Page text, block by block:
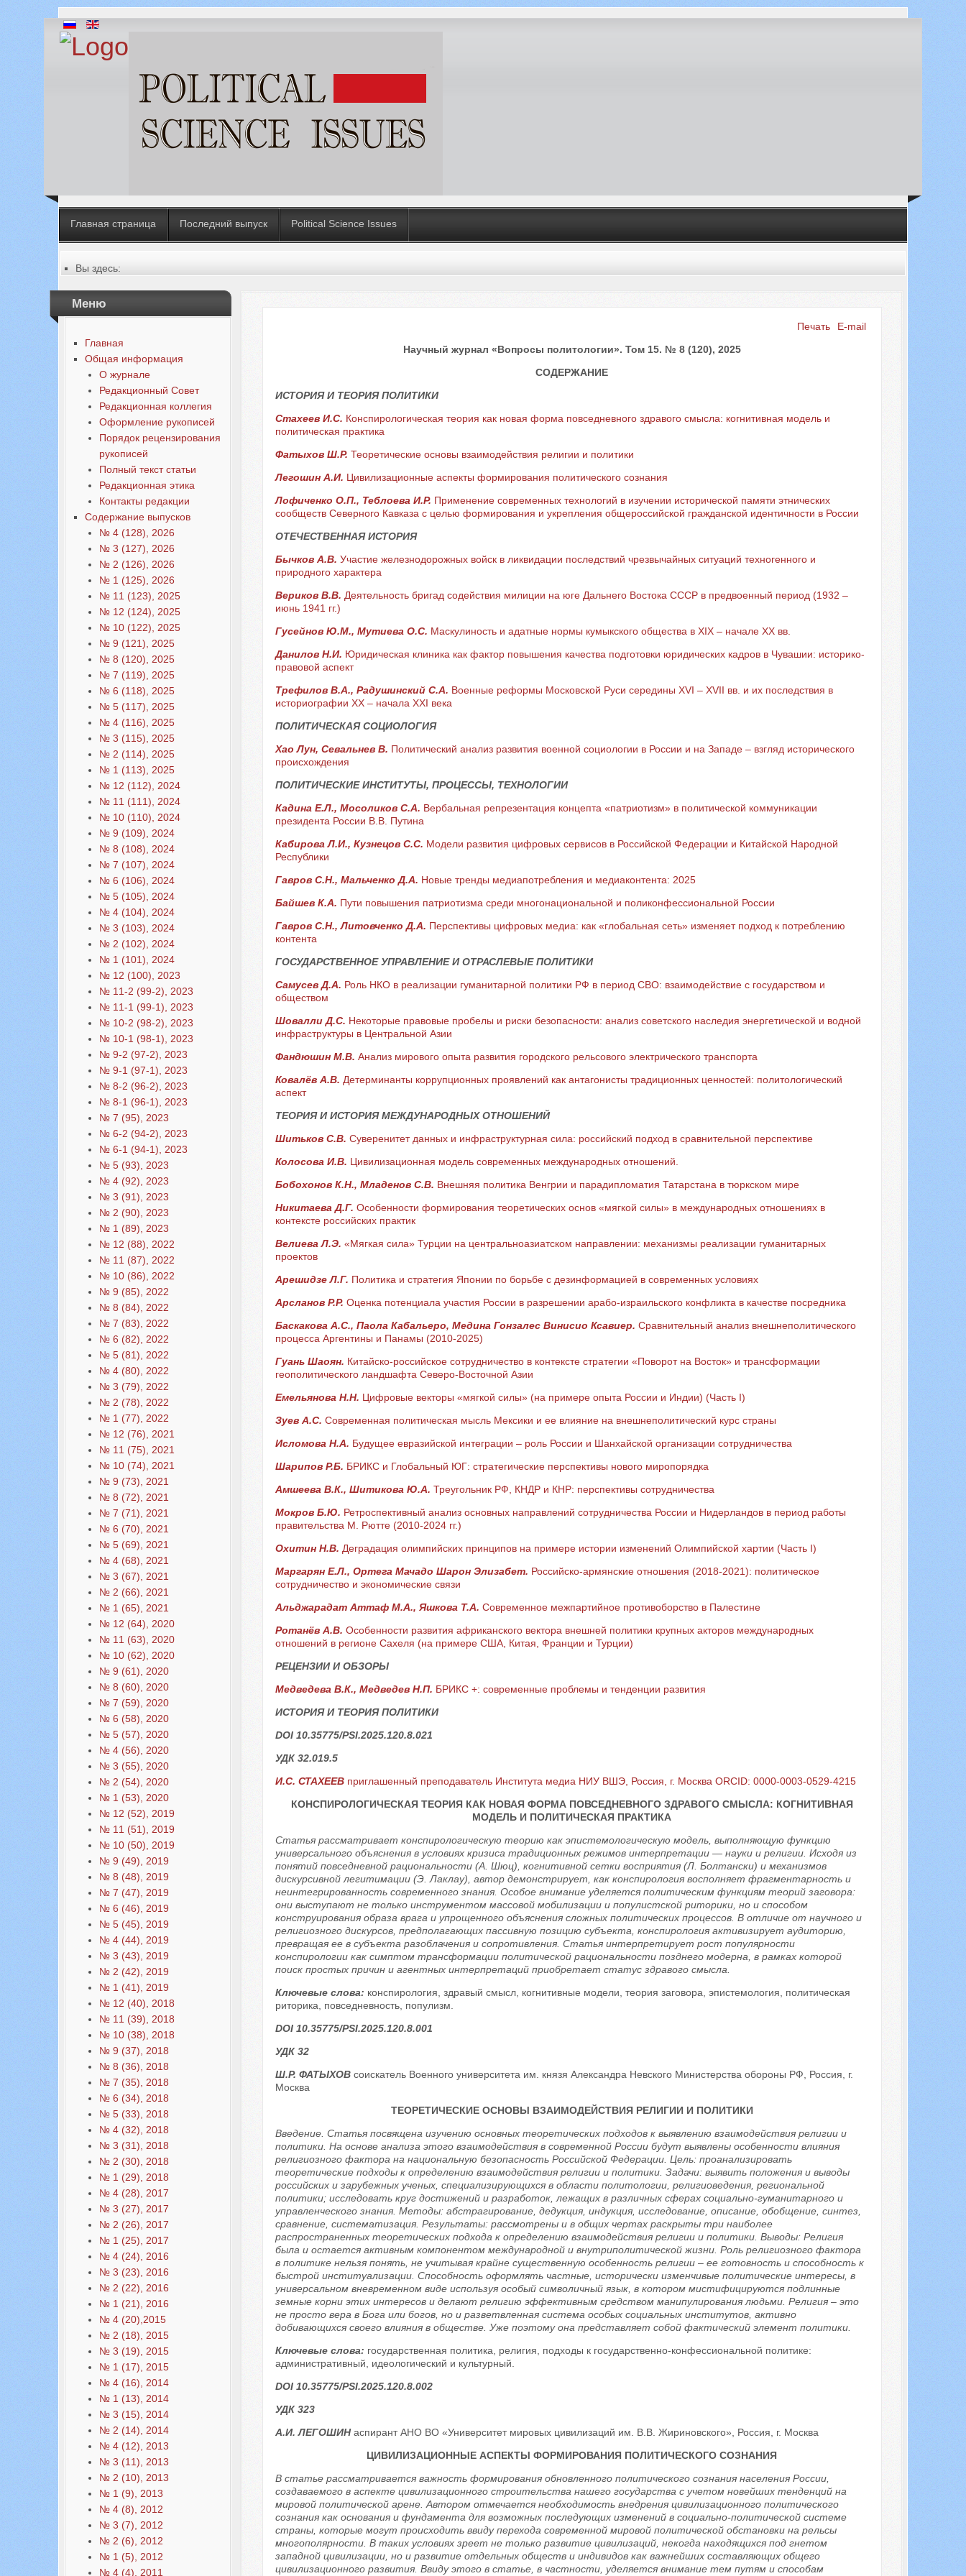
Главная страница Последний выпуск Political Science Issues
Вы здесь:
Последний выпуск
Меню
Главная
Общая информация
О журнале
Редакционный Совет
Редакционная коллегия
Оформление рукописей
Порядок рецензирования
рукописей
Полный текст статьи
Редакционная этика
Контакты редакции
Содержание выпусков
№ 4 (128), 2026
№ 3 (127), 2026
№ 2 (126), 2026
№ 1 (125), 2026
№ 11 (123), 2025
№ 12 (124), 2025
№ 10 (122), 2025
№ 9 (121), 2025
№ 8 (120), 2025
№ 7 (119), 2025
№ 6 (118), 2025
№ 5 (117), 2025
№ 4 (116), 2025
№ 3 (115), 2025
№ 2 (114), 2025
№ 1 (113), 2025
№ 12 (112), 2024
№ 11 (111), 2024
№ 10 (110), 2024
№ 9 (109), 2024
№ 8 (108), 2024
№ 7 (107), 2024
№ 6 (106), 2024
№ 5 (105), 2024
№ 4 (104), 2024
№ 3 (103), 2024
№ 2 (102), 2024
№ 1 (101), 2024
№ 12 (100), 2023
№ 11-2 (99-2), 2023
№ 11-1 (99-1), 2023
№ 10-2 (98-2), 2023
№ 10-1 (98-1), 2023
№ 9-2 (97-2), 2023
№ 9-1 (97-1), 2023
№ 8-2 (96-2), 2023
№ 8-1 (96-1), 2023
№ 7 (95), 2023
№ 6-2 (94-2), 2023
№ 6-1 (94-1), 2023
№ 5 (93), 2023
№ 4 (92), 2023
№ 3 (91), 2023
№ 2 (90), 2023
№ 1 (89), 2023
№ 12 (88), 2022
№ 11 (87), 2022
№ 10 (86), 2022
№ 9 (85), 2022
№ 8 (84), 2022
№ 7 (83), 2022
№ 6 (82), 2022
№ 5 (81), 2022
№ 4 (80), 2022
№ 3 (79), 2022
№ 2 (78), 2022
№ 1 (77), 2022
№ 12 (76), 2021
№ 11 (75), 2021
№ 10 (74), 2021
№ 9 (73), 2021
№ 8 (72), 2021
№ 7 (71), 2021
№ 6 (70), 2021
№ 5 (69), 2021
№ 4 (68), 2021
№ 3 (67), 2021
№ 2 (66), 2021
№ 1 (65), 2021
№ 12 (64), 2020
№ 11 (63), 2020
№ 10 (62), 2020
№ 9 (61), 2020
№ 8 (60), 2020
№ 7 (59), 2020
№ 6 (58), 2020
№ 5 (57), 2020
№ 4 (56), 2020
№ 3 (55), 2020
№ 2 (54), 2020
№ 1 (53), 2020
№ 12 (52), 2019
№ 11 (51), 2019
№ 10 (50), 2019
№ 9 (49), 2019
№ 8 (48), 2019
№ 7 (47), 2019
№ 6 (46), 2019
№ 5 (45), 2019
№ 4 (44), 2019
№ 3 (43), 2019
№ 2 (42), 2019
№ 1 (41), 2019
№ 12 (40), 2018
№ 11 (39), 2018
№ 10 (38), 2018
№ 9 (37), 2018
№ 8 (36), 2018
№ 7 (35), 2018
№ 6 (34), 2018
№ 5 (33), 2018
№ 4 (32), 2018
№ 3 (31), 2018
№ 2 (30), 2018
№ 1 (29), 2018
№ 4 (28), 2017
№ 3 (27), 2017
№ 2 (26), 2017
№ 1 (25), 2017
№ 4 (24), 2016
№ 3 (23), 2016
№ 2 (22), 2016
№ 1 (21), 2016
№ 4 (20),2015
№ 2 (18), 2015
№ 3 (19), 2015
№ 1 (17), 2015
№ 4 (16), 2014
№ 1 (13), 2014
№ 3 (15), 2014
№ 2 (14), 2014
№ 4 (12), 2013
№ 3 (11), 2013
№ 2 (10), 2013
№ 1 (9), 2013
№ 4 (8), 2012
№ 3 (7), 2012
№ 2 (6), 2012
№ 1 (5), 2012
№ 4 (4), 2011
Печать
E-mail
Научный журнал «Вопросы политологии». Том 15. № 8 (120), 2025
СОДЕРЖАНИЕ
ИСТОРИЯ И ТЕОРИЯ ПОЛИТИКИ
Стахеев И.С. Конспирологическая теория как новая форма повседневного здравого смысла: когнитивная модель и
политическая практика
Фатыхов Ш.Р. Теоретические основы взаимодействия религии и политики
Легошин А.И. Цивилизационные аспекты формирования политического сознания
Лофиченко О.П., Теблоева И.Р. Применение современных технологий в изучении исторической памяти этнических
сообществ Северного Кавказа с целью формирования и укрепления общероссийской гражданской идентичности в России
ОТЕЧЕСТВЕННАЯ ИСТОРИЯ
Бычков А.В. Участие железнодорожных войск в ликвидации последствий чрезвычайных ситуаций техногенного и
природного характера
Вериков В.В. Деятельность бригад содействия милиции на юге Дальнего Востока СССР в предвоенный период (1932 –
июнь 1941 гг.)
Гусейнов Ю.М., Мутиева О.С. Маскулиность и адатные нормы кумыкского общества в XIX – начале XX вв.
Данилов Н.И. Юридическая клиника как фактор повышения качества подготовки юридических кадров в Чувашии: историко-
правовой аспект
Трефилов В.А., Радушинский С.А. Военные реформы Московской Руси середины XVI – XVII вв. и их последствия в
историографии ХХ – начала ХХI века
ПОЛИТИЧЕСКАЯ СОЦИОЛОГИЯ
Хао Лун, Севальнев В. Политический анализ развития военной социологии в России и на Западе – взгляд исторического
происхождения
ПОЛИТИЧЕСКИЕ ИНСТИТУТЫ, ПРОЦЕССЫ, ТЕХНОЛОГИИ
Кадина Е.Л., Мосоликов С.А. Вербальная репрезентация концепта «патриотизм» в политической коммуникации
президента России В.В. Путина
Кабирова Л.И., Кузнецов С.С. Модели развития цифровых сервисов в Российской Федерации и Китайской Народной
Республики
Гавров С.Н., Мальченко Д.А. Новые тренды медиапотребления и медиаконтента: 2025
Байшев К.А. Пути повышения патриотизма среди многонациональной и поликонфессиональной России
Гавров С.Н., Литовченко Д.А. Перспективы цифровых медиа: как «глобальная сеть» изменяет подход к потреблению
контента
ГОСУДАРСТВЕННОЕ УПРАВЛЕНИЕ И ОТРАСЛЕВЫЕ ПОЛИТИКИ
Самусев Д.А. Роль НКО в реализации гуманитарной политики РФ в период СВО: взаимодействие с государством и
обществом
Шовалли Д.С. Некоторые правовые пробелы и риски безопасности: анализ советского наследия энергетической и водной
инфраструктуры в Центральной Азии
Фандюшин М.В. Анализ мирового опыта развития городского рельсового электрического транспорта
Ковалёв А.В. Детерминанты коррупционных проявлений как антагонисты традиционных ценностей: политологический
аспект
ТЕОРИЯ И ИСТОРИЯ МЕЖДУНАРОДНЫХ ОТНОШЕНИЙ
Шитьков С.В. Суверенитет данных и инфраструктурная сила: российский подход в сравнительной перспективе
Колосова И.В. Цивилизационная модель современных международных отношений.
Бобохонов К.Н., Младенов С.В. Внешняя политика Венгрии и парадипломатия Татарстана в тюркском мире
Никитаева Д.Г. Особенности формирования теоретических основ «мягкой силы» в международных отношениях в
контексте российских практик
Велиева Л.Э. «Мягкая сила» Турции на центральноазиатском направлении: механизмы реализации гуманитарных
проектов
Арешидзе Л.Г. Политика и стратегия Японии по борьбе с дезинформацией в современных условиях
Арсланов Р.Р. Оценка потенциала участия России в разрешении арабо-израильского конфликта в качестве посредника
Баскакова А.С., Паола Кабальеро, Медина Гонзалес Винисио Ксавиер. Сравнительный анализ внешнеполитического
процесса Аргентины и Панамы (2010-2025)
Гуань Шаоян. Китайско-российское сотрудничество в контексте стратегии «Поворот на Восток» и трансформации
геополитического ландшафта Северо-Восточной Азии
Емельянова Н.Н. Цифровые векторы «мягкой силы» (на примере опыта России и Индии) (Часть I)
Зуев А.С. Современная политическая мысль Мексики и ее влияние на внешнеполитический курс страны
Исломова Н.А. Будущее евразийской интеграции – роль России и Шанхайской организации сотрудничества
Шарипов Р.Б. БРИКС и Глобальный ЮГ: стратегические перспективы нового миропорядка
Амшеева В.К., Шитикова Ю.А. Треугольник РФ, КНДР и КНР: перспективы сотрудничества
Мокров Б.Ю. Ретроспективный анализ основных направлений сотрудничества России и Нидерландов в период работы
правительства М. Рютте (2010-2024 гг.)
Охитин Н.В. Деградация олимпийских принципов на примере истории изменений Олимпийской хартии (Часть I)
Маргарян Е.Л., Ортега Мачадо Шарон Элизабет. Российско-армянские отношения (2018-2021): политическое
сотрудничество и экономические связи
Альджарадат Аттаф М.А., Яшкова Т.А. Современное межпартийное противоборство в Палестине
Ротанёв А.В. Особенности развития африканского вектора внешней политики крупных акторов международных
отношений в регионе Сахеля (на примере США, Китая, Франции и Турции)
РЕЦЕНЗИИ И ОБЗОРЫ
Медведева В.К., Медведев Н.П. БРИКС +: современные проблемы и тенденции развития
ИСТОРИЯ И ТЕОРИЯ ПОЛИТИКИ
DOI 10.35775/PSI.2025.120.8.021
УДК 32.019.5
И.С. СТАХЕЕВприглашенный преподаватель Института медиа НИУ ВШЭ, Россия, г. Москва ORCID: 0000-0003-0529-4215
КОНСПИРОЛОГИЧЕСКАЯ ТЕОРИЯ КАК НОВАЯ ФОРМА ПОВСЕДНЕВНОГО ЗДРАВОГО СМЫСЛА: КОГНИТИВНАЯ
МОДЕЛЬ И ПОЛИТИЧЕСКАЯ ПРАКТИКА
Статья рассматривает конспирологическую теорию как эпистемологическую модель, выполняющую функцию
универсального объяснения в условиях кризиса традиционных режимов интерпретации — науки и религии. Исходя из
понятий повседневной рациональности (А. Шюц), когнитивной сетки восприятия (Л. Болтански) и механизмов
дискурсивной легитимации (Э. Лаклау), автор демонстрирует, как конспирология восполняет фрагментарность и
неинтегрированность современного знания. Особое внимание уделяется политическим функциям теорий заговора:
они выступают не только инструментом массовой мобилизации и популистской риторики, но и способом
конструирования образа врага и упрощенного объяснения сложных политических процессов. В отличие от научного и
религиозного дискурсов, предполагающих пассивную позицию субъекта, конспирология активизирует аудиторию,
превращая ее в субъекта разоблачения и сопротивления. Статья интерпретирует рост популярности
конспирологии как симптом трансформации политической рациональности позднего модерна, в рамках которой
поиск простых причин и агентных интерпретаций приобретает статус здравого смысла.
Ключевые слова: конспирология, здравый смысл, когнитивные модели, теория заговора, эпистемология, политическая
риторика, повседневность, популизм.
DOI 10.35775/PSI.2025.120.8.001
УДК 32
Ш.Р. ФАТЫХОВсоискатель Военного университета им. князя Александра Невского Министерства обороны РФ, Россия, г.
Москва
ТЕОРЕТИЧЕСКИЕ ОСНОВЫ ВЗАИМОДЕЙСТВИЯ РЕЛИГИИ И ПОЛИТИКИ
Введение. Статья посвящена изучению основных теоретических подходов к выявлению взаимодействия религии и
политики. На основе анализа этого взаимодействия в современной России будут выявлены особенности влияния
религиозного фактора на национальную безопасность Российской Федерации. Цель: проанализировать
теоретические подходы к определению взаимодействия религии и политики. Задачи: выявить положения и выводы
российских и зарубежных ученых, специализирующихся в области политологии, религиоведения, региональной
политики; исследовать круг достижений и разработок, лежащих в различных сферах социально-гуманитарного и
управленческого знания. Методы: абстрагирование, дедукция, индукция, исследование, описание, обобщение, синтез,
сравнение, систематизация. Результаты: рассмотрены и в общих чертах раскрыты три наиболее
распространенных теоретических подхода к определению взаимодействия религии и политики. Выводы: Религия
была и остается активным компонентом международной и внутриполитической жизни. Роль религиозного фактора
в политике нельзя понять, не учитывая крайне существенную особенность религии – ее готовность и способность к
быстрой институализации. Способность оформлять частные, исторически изменчивые политические интересы, в
универсальном вневременном виде используя особый символичный язык, в котором мистифицируются подлинные
земные корни этих интересов и делают религию эффективным средством манипулирования людьми. Религия – это
не просто вера в Бога или богов, но и разветвленная система особых социальных институтов, активно
добивающихся своего влияния в обществе. Уже поэтому она представляет собой фактический элемент политики.
Ключевые слова: государственная политика, религия, подходы к государственно-конфессиональной политике:
административный, идеологический и культурный.
DOI 10.35775/PSI.2025.120.8.002
УДК 323
А.И. ЛЕГОШИНаспирант АНО ВО «Университет мировых цивилизаций им. В.В. Жириновского», Россия, г. Москва
ЦИВИЛИЗАЦИОННЫЕ АСПЕКТЫ ФОРМИРОВАНИЯ ПОЛИТИЧЕСКОГО СОЗНАНИЯ
В статье рассматривается важность формирования обновленного политического сознания населения России,
создаваемого в аспекте цивилизационного строительства нашего государства с учетом новейших тенденций на
мировой политической арене. Автором отмечается необходимость внедрения цивилизационного политического
сознания как основания и фундамента для возможных последующих изменений в социально-политической системе
страны, которые могут происходить ввиду перехода современной мировой политической обстановки на рельсы
многополярности. В таких условиях зреет не только развитие цивилизаций, некогда находящихся под гнетом
западной цивилизации, но и развитие отдельных обществ и индивидов как важнейших составляющих общего
цивилизационного развития. Ввиду этого в статье, в частности, уделяется внимание тем путям и способам